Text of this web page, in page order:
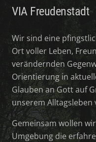
VIA Freudenstadt
Wir sind eine
Ort voller Leben,
verändernden
Orientierung in
Glauben an Gott auf
unserem
Gemeinsam wollen
Umgebung die